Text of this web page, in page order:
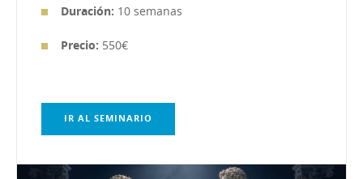
Duración: 10 semanas
Precio: 550€
IR AL SEMINARIO